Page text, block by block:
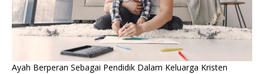
Ayah Berperan Sebagai Pendidik Dalam Keluarga Kristen